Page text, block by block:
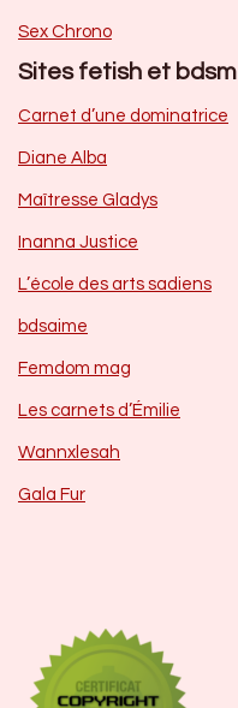
Sex Chrono
Sites fetish et bdsm
Carnet d’une dominatrice
Diane Alba
Maîtresse Gladys
Inanna Justice
L’école des arts sadiens
bdsaime
Femdom mag
Les carnets d’Émilie
Wannxlesah
Gala Fur